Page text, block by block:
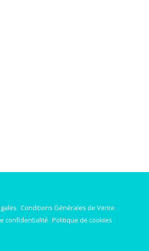
Conditions Générales de Vente
confidentialité Politique de cookies